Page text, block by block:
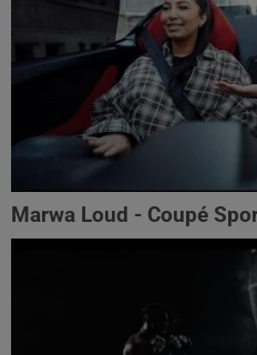
Marwa Loud - Coupé